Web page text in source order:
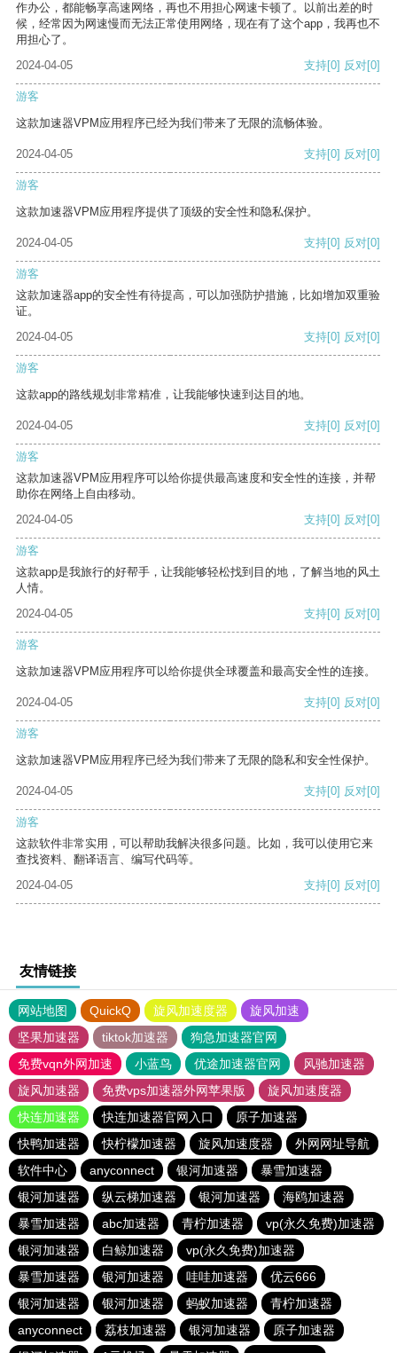
作办公，都能畅享高速网络，再也不用担心网速卡顿了。以前出差的时
候，经常因为网速慢而无法正常使用网络，现在有了这个app，我再也不
用担心了。
2024-04-05
支持[0] 反对[0]
游客
这款加速器VPM应用程序已经为我们带来了无限的流畅体验。
2024-04-05 支持[0] 反对[0]
游客
这款加速器VPM应用程序提供了顶级的安全性和隐私保护。
2024-04-05 支持[0] 反对[0]
游客
这款加速器app的安全性有待提高，可以加强防护措施，比如增加双重验
证。
2024-04-05
支持[0] 反对[0]
游客
这款app的路线规划非常精准，让我能够快速到达目的地。
2024-04-05 支持[0] 反对[0]
游客
这款加速器VPM应用程序可以给你提供最高速度和安全性的连接，并帮
助你在网络上自由移动。
2024-04-05
支持[0] 反对[0]
游客
这款app是我旅行的好帮手，让我能够轻松找到目的地，了解当地的风土
人情。
2024-04-05
支持[0] 反对[0]
游客
这款加速器VPM应用程序可以给你提供全球覆盖和最高安全性的连接。
2024-04-05 支持[0] 反对[0]
游客
这款加速器VPM应用程序已经为我们带来了无限的隐私和安全性保护。
2024-04-05 支持[0] 反对[0]
游客
这款软件非常实用，可以帮助我解决很多问题。比如，我可以使用它来
查找资料、翻译语言、编写代码等。
2024-04-05
支持[0] 反对[0]
友情链接
网站地图 QuickQ 旋风加速度器
旋风加速
坚果加速器
tiktok加速器
狗急加速器官网
免费vqn外网加速
小蓝鸟 优途加速器官网
风驰加速器
旋风加速器
免费vps加速器外网苹果版
旋风加速度器
快连加速器
快连加速器官网入口
原子加速器
快鸭加速器
快柠檬加速器 旋风加速度器
外网网址导航
软件中心
anyconnect 银河加速器
暴雪加速器
银河加速器
纵云梯加速器 银河加速器
海鸥加速器
暴雪加速器
abc加速器 青柠加速器
vp(永久免费)加速器
银河加速器
白鲸加速器
vp(永久免费)加速器
暴雪加速器
银河加速器 哇哇加速器
优云666
银河加速器
银河加速器 蚂蚁加速器
青柠加速器
anyconnect
荔枝加速器 银河加速器
原子加速器